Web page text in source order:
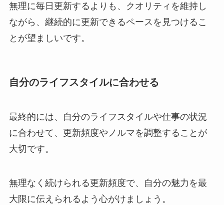
無理に毎日更新するよりも、クオリティを維持し
ながら、継続的に更新できるペースを見つけるこ
とが望ましいです。
自分のライフスタイルに合わせる
最終的には、自分のライフスタイルや仕事の状況
に合わせて、更新頻度やノルマを調整することが
大切です。
無理なく続けられる更新頻度で、自分の魅力を最
大限に伝えられるよう心がけましょう。